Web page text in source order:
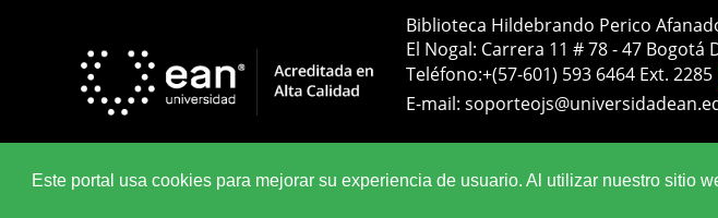
Este portal usa cookies para mejorar su experiencia de usuario. Al utilizar nuestro sitio
Biblioteca Hildebrando Perico
El Nogal: Carrera 11 # 78 - 47 Bogotá
Teléfono:+(57-601) 593 6464 Ext. 2285
E-mail:
Sistema OJS -